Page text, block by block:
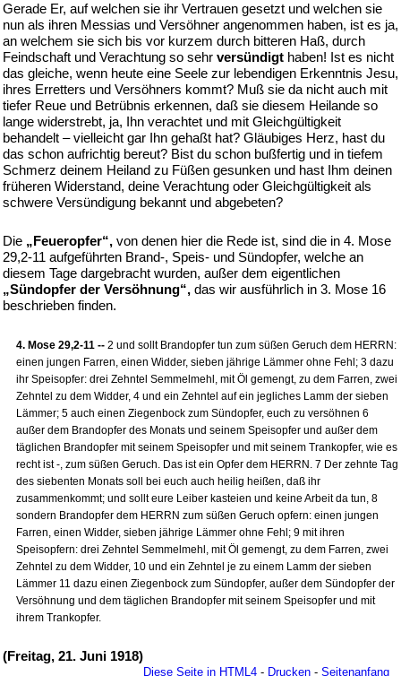
Gerade Er, auf welchen sie ihr Vertrauen gesetzt und welchen sie
nun als ihren Messias und Versöhner angenommen haben, ist es ja,
an welchem sie sich bis vor kurzem durch bitteren Haß, durch
Feindschaft und Verachtung so sehr versündigt haben! Ist es nicht
das gleiche, wenn heute eine Seele zur lebendigen Erkenntnis Jesu,
ihres Erretters und Versöhners kommt? Muß sie da nicht auch mit
tiefer Reue und Betrübnis erkennen, daß sie diesem Heilande so
lange widerstrebt, ja, Ihn verachtet und mit Gleichgültigkeit
behandelt – vielleicht gar Ihn gehaßt hat? Gläubiges Herz, hast du
das schon aufrichtig bereut? Bist du schon bußfertig und in tiefem
Schmerz deinem Heiland zu Füßen gesunken und hast Ihm deinen
früheren Widerstand, deine Verachtung oder Gleichgültigkeit als
schwere Versündigung bekannt und abgebeten?
Die „Feueropfer“, von denen hier die Rede ist, sind die in 4. Mose
29,2-11 aufgeführten Brand-, Speis- und Sündopfer, welche an
diesem Tage dargebracht wurden, außer dem eigentlichen
„Sündopfer der Versöhnung“, das wir ausführlich in 3. Mose 16
beschrieben finden.
4. Mose 29,2-11 -- 2 und sollt Brandopfer tun zum süßen Geruch dem HERRN:
einen jungen Farren, einen Widder, sieben jährige Lämmer ohne Fehl; 3 dazu
ihr Speisopfer: drei Zehntel Semmelmehl, mit Öl gemengt, zu dem Farren, zwei
Zehntel zu dem Widder, 4 und ein Zehntel auf ein jegliches Lamm der sieben
Lämmer; 5 auch einen Ziegenbock zum Sündopfer, euch zu versöhnen 6
außer dem Brandopfer des Monats und seinem Speisopfer und außer dem
täglichen Brandopfer mit seinem Speisopfer und mit seinem Trankopfer, wie es
recht ist -, zum süßen Geruch. Das ist ein Opfer dem HERRN. 7 Der zehnte Tag
des siebenten Monats soll bei euch auch heilig heißen, daß ihr
zusammenkommt; und sollt eure Leiber kasteien und keine Arbeit da tun, 8
sondern Brandopfer dem HERRN zum süßen Geruch opfern: einen jungen
Farren, einen Widder, sieben jährige Lämmer ohne Fehl; 9 mit ihren
Speisopfern: drei Zehntel Semmelmehl, mit Öl gemengt, zu dem Farren, zwei
Zehntel zu dem Widder, 10 und ein Zehntel je zu einem Lamm der sieben
Lämmer 11 dazu einen Ziegenbock zum Sündopfer, außer dem Sündopfer der
Versöhnung und dem täglichen Brandopfer mit seinem Speisopfer und mit
ihrem Trankopfer.
(Freitag, 21. Juni 1918)
Diese Seite in HTML4 - Drucken - Seitenanfang